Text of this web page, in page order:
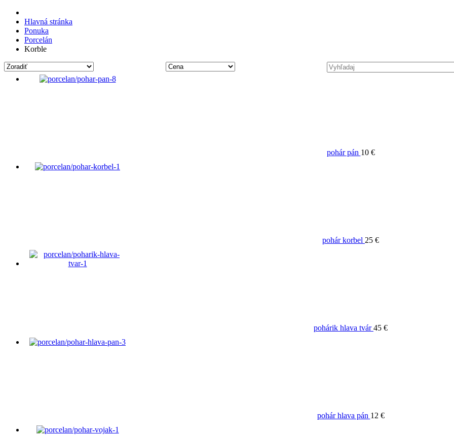
Hlavná stránka
Ponuka
Porcelán
Korble
pohár pán 10 €
pohár korbel 25 €
pohárik hlava tvár45 €
pohár hlava pán 12 €